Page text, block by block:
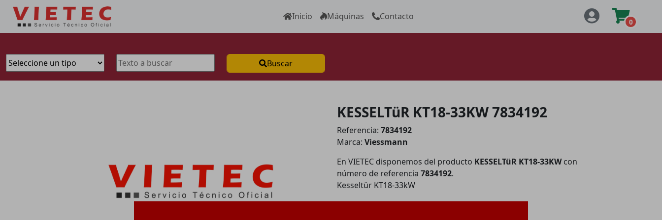
Inicio Máquinas Contacto
0
Buscar
KESSELTüR KT18-33KW 7834192
Referencia: 7834192
Marca: Viessmann
En VIETEC disponemos del producto KESSELTüR KT18-33KWcon
número de referencia 7834192.
Kesseltür KT18-33kW